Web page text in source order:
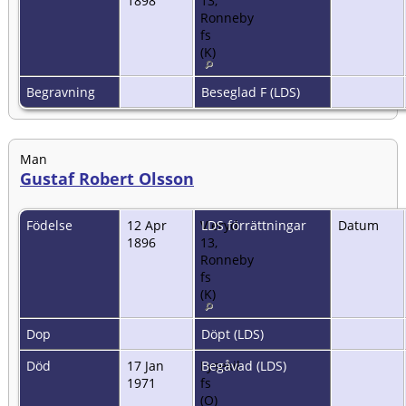
Ronneby
fs
(K)
Begravning Beseglad F (LDS)
Man
Gustaf Robert Olsson
Födelse
12 Apr
1896
Vieryd
13,
Ronneby
fs
(K)
LDS förrättningar Datum
Dop
Döpt (LDS)
Död
17 Jan
1971
Lysekil
fs
(O)
Begåvad (LDS)